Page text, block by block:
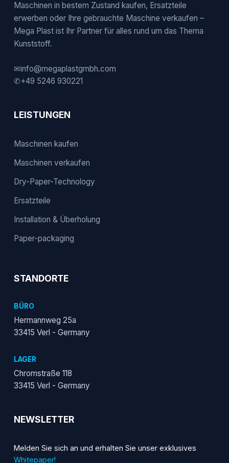
Maschinen in bestem Zustand kaufen, Ersatzteile
erwerben oder Ihre gebrauchte Maschine verkaufen –
Mega Plast ist Ihr Partner für alles rund um das Thema
Kunststoff.
✉info@megaplastgmbh.com
✆+49 5246 930221
LEISTUNGEN
Maschinen kaufen
Maschinen verkaufen
Dry-Paper-Technology
Ersatzteile
Installation & Überholung
Paper-packaging
STANDORTE
BÜRO
Hermannweg 25a
33415 Verl - Germany
LAGER
Chromstraße 118
33415 Verl - Germany
NEWSLETTER
Melden Sie sich an und erhalten Sie unser exklusives
Whitepaper!